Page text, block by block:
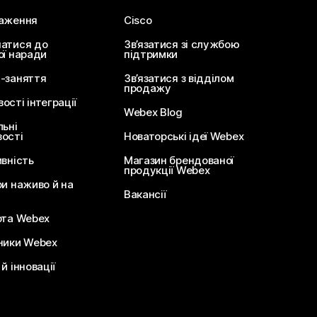
до
наради
заняття
інтеграції
наживо й на
Webex
Webex
інновації
Cisco
Зв’язатися зі службою
підтримки
Зв’язатися з відділом
продажу
Webex Blog
Новаторські ідеї Webex
Магазин брендованої
продукції Webex
Вакансії